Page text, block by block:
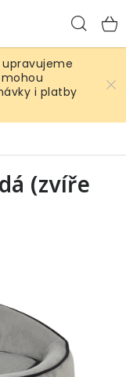
upravujeme
i platby
(zvíře